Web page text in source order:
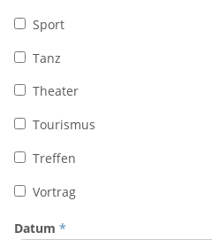
Sport
Tanz
Theater
Tourismus
Treffen
Vortrag
Datum *